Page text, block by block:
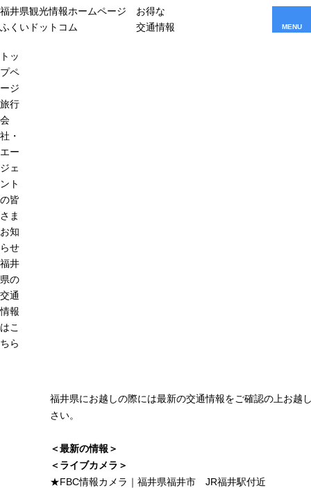
福井県観光情報ホームページ
ふくいドットコム
お得な
交通情報
MENU
トッ
プペ
ージ
旅行
会
社・
エー
ジェ
ント
の皆
さま
お知
らせ
福井
県の
交通
情報
はこ
ちら
福井県にお越しの際には最新の交通情報をご確認の上お越
さい。
＜最新の情報＞
＜ライブカメラ＞
★FBC情報カメラ｜福井県福井市 JR福井駅付近